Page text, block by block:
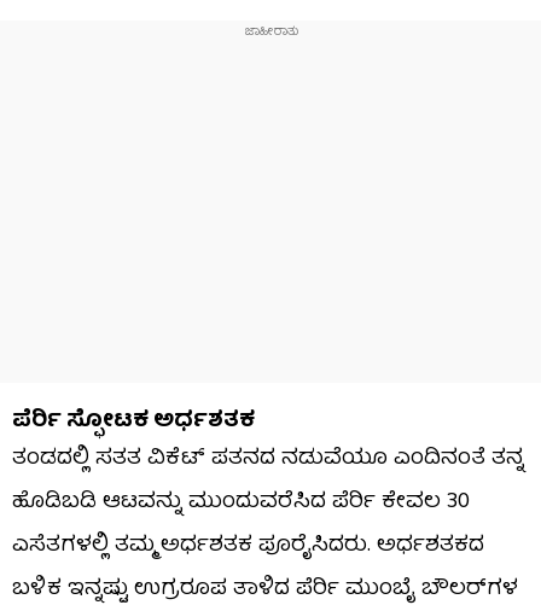
ಪೆರ್ರಿ ಸ್ಫೋಟಕ ಅರ್ಧಶತಕ
ತಂಡದಲ್ಲಿ ಸತತ ವಿಕೆಟ್ ಪತನದ ನಡುವೆಯೂ ಎಂದಿನಂತೆ ತನ್ನ
ಹೊಡಿಬಡಿ ಆಟವನ್ನು ಮುಂದುವರೆಸಿದ ಪೆರ್ರಿ ಕೇವಲ 30
ಎಸೆತಗಳಲ್ಲಿ ತಮ್ಮ ಅರ್ಧಶತಕ ಪೂರೈಸಿದರು. ಅರ್ಧಶತಕದ
ಬಳಿಕ ಇನ್ನಷ್ಟು ಉಗ್ರರೂಪ ತಾಳಿದ ಪೆರ್ರಿ ಮುಂಬೈ ಬೌಲರ್​ಗಳ